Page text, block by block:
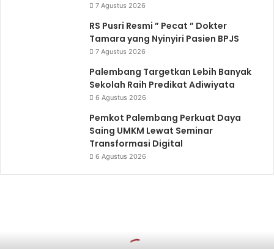
7 Agustus 2026
RS Pusri Resmi ” Pecat ” Dokter
Tamara yang Nyinyiri Pasien BPJS
7 Agustus 2026
Palembang Targetkan Lebih Banyak
Sekolah Raih Predikat Adiwiyata
6 Agustus 2026
Pemkot Palembang Perkuat Daya
Saing UMKM Lewat Seminar
Transformasi Digital
6 Agustus 2026